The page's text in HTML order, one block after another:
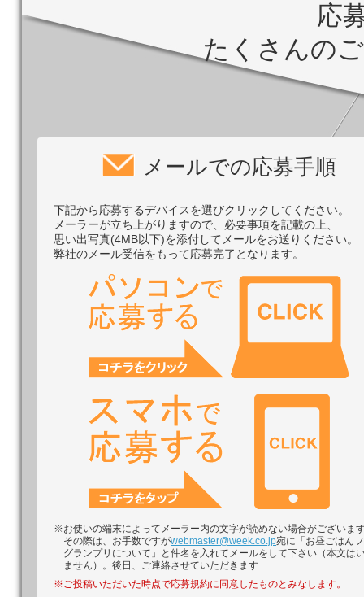
応
たくさんの
メールでの応募手順
下記から応募するデバイスを選びクリックしてください。
メーラーが立ち上がりますので、必要事項を記載の上、
思い出写真(4MB以下)を添付してメールをお送りください。
弊社のメール受信をもって応募完了となります。
※お使いの端末によってメーラー内の文字が読めない場合がございま
その際は、お手数ですがwebmaster@week.co.jp宛に「お昼ごはん
グランプリについて」と件名を入れてメールをして下さい（本文は
ません）。後日、ご連絡させていただきます
※ご投稿いただいた時点で応募規約に同意したものとみなします。